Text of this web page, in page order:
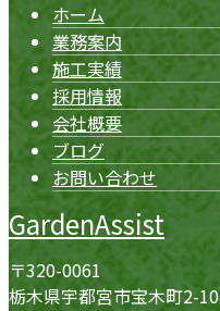
ホーム
業務案内
施工実績
採用情報
会社概要
ブログ
お問い合わせ
GardenAssist
〒320-0061
栃木県宇都宮市宝木町2-